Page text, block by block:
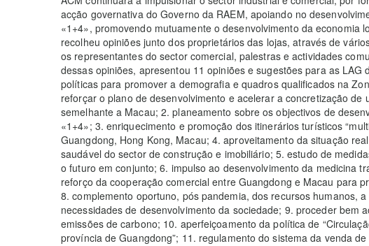
acção governativa do Governo da RAEM, apoiando no
«1+4», promovendo mutuamente o desenvolvimento da economia
recolheu opiniões junto dos proprietários das lojas, através de
os representantes do sector comercial, palestras e actividades
dessas opiniões, apresentou 11 opiniões e sugestões para as LAG
políticas para promover a demografia e quadros qualificados na
reforçar o plano de desenvolvimento e acelerar a concretização de
semelhante a Macau; 2. planeamento sobre os objectivos de
«1+4»; 3. enriquecimento e promoção dos itinerários turísticos
Guangdong, Hong Kong, Macau; 4. aproveitamento da situação
saudável do sector de construção e imobiliário; 5. estudo de
o futuro em conjunto; 6. impulso ao desenvolvimento da medicina
reforço da cooperação comercial entre Guangdong e Macau para
8. complemento oportuno, pós pandemia, dos recursos humanos,
necessidades de desenvolvimento da sociedade; 9. proceder bem
emissões de carbono; 10. aperfeiçoamento da política de
província de Guangdong”; 11. regulamento do sistema da venda